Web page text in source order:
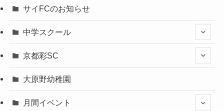
サイFCのお知らせ
中学スクール
京都彩SC
大原野幼稚園
月間イベント